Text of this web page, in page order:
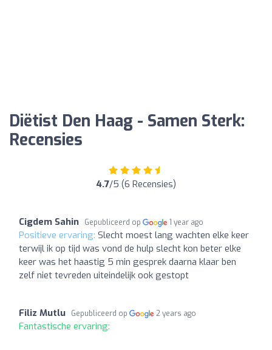
Diëtist Den Haag - Samen Sterk:
Recensies
4.7/5 (6 Recensies)
Cigdem Sahin Gepubliceerd op 1 year ago
Positieve ervaring: Slecht moest lang wachten elke keer
terwijl ik op tijd was vond de hulp slecht kon beter elke
keer was het haastig 5 min gesprek daarna klaar ben
zelf niet tevreden uiteindelijk ook gestopt
Filiz Mutlu Gepubliceerd op 2 years ago
Fantastische ervaring: